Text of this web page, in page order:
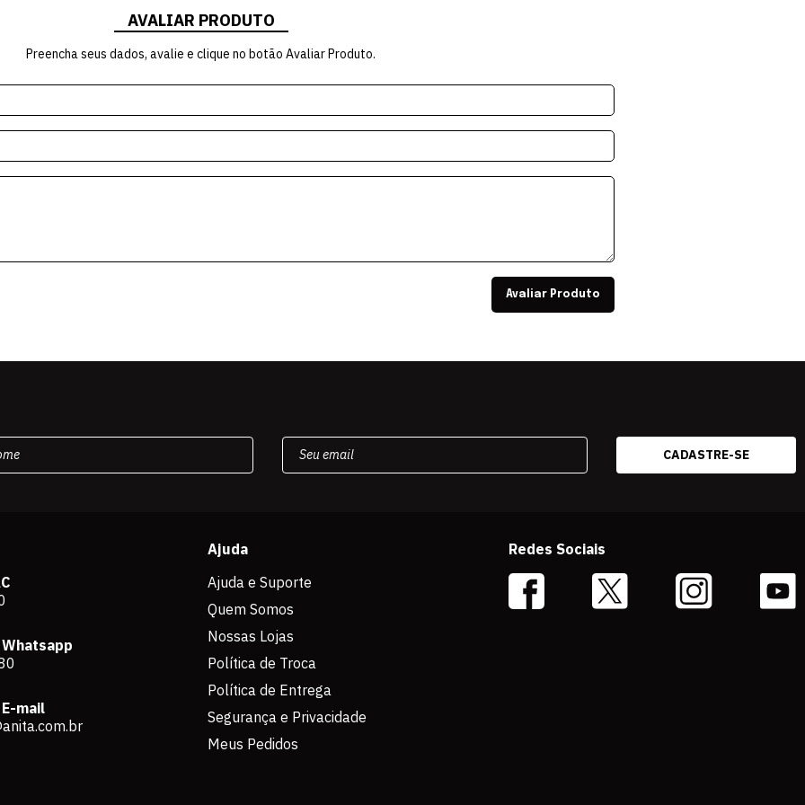
AVALIAR PRODUTO
Preencha seus dados, avalie e clique no botão Avaliar Produto.
Avaliar Produto
mail
Ajuda
Ajuda e Suporte
Quem Somos
Nossas Lojas
Política de Troca
Política de Entrega
Segurança e Privacidade
Meus Pedidos
Redes Sociais